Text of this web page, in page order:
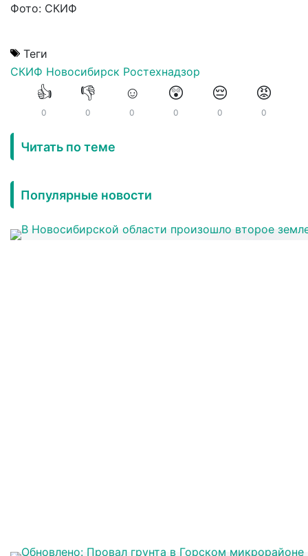
Фото: СКИФ
Теги
СКИФ Новосибирск Ростехнадзор
👍
0
👎
0
☺️
0
😲
0
😔
0
😡
0
Читать по теме
Популярные новости